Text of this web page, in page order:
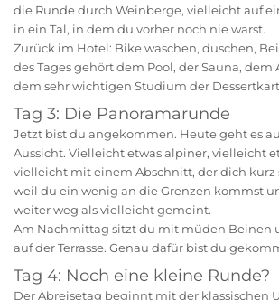
die Runde durch Weinberge, vielleicht auf
in ein Tal, in dem du vorher noch nie warst.
Zurück im Hotel: Bike waschen, duschen,
des Tages gehört dem Pool, der Sauna, dem
dem sehr wichtigen Studium der
Tag 3: Die Panoramarunde
Jetzt bist du angekommen. Heute geht es
Aussicht. Vielleicht etwas alpiner, vielleicht
vielleicht mit einem Abschnitt, der dich kurz
weil du ein wenig an die Grenzen kommst
weiter weg als vielleicht gemeint.
Am Nachmittag sitzt du mit müden Beinen
auf der Terrasse. Genau dafür bist du
Tag 4: Noch eine kleine Runde?
Der Abreisetag beginnt mit der klassischen